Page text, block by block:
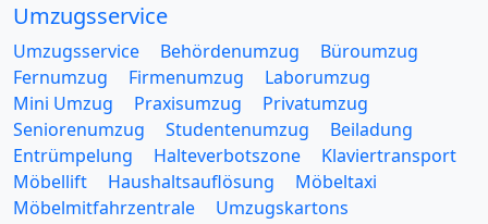
Umzugsservice
Umzugsservice Behördenumzug
Büroumzug
Fernumzug
Firmenumzug
Laborumzug
Mini Umzug
Praxisumzug
Privatumzug
Seniorenumzug
Studentenumzug
Beiladung
Entrümpelung
Halteverbotszone
Klaviertransport
Möbellift
Haushaltsauflösung
Möbeltaxi
Möbelmitfahrzentrale
Umzugskartons